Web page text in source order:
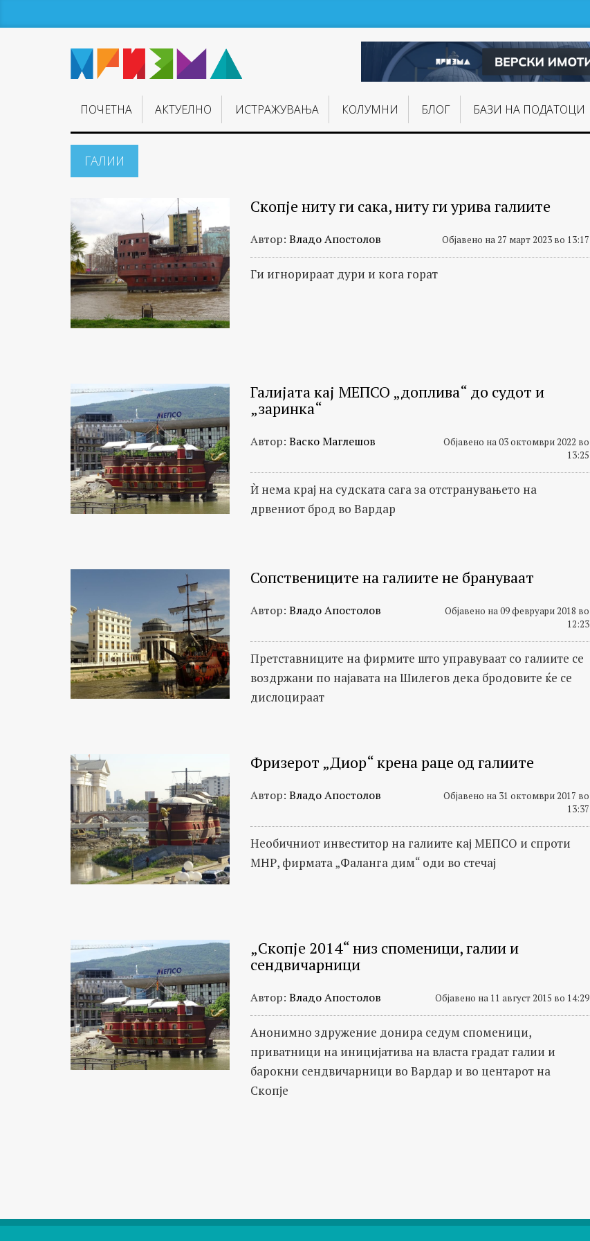
ПОЧЕТНА АКТУЕЛНО ИСТРАЖУВАЊA КОЛУМНИ БЛОГ БАЗИ НА ПОДАТОЦИ
ГАЛИИ
Скопје ниту ги сака, ниту ги урива галиите
Автор: Владо Апостолов Објавено на 27 март 2023 во 13:17
Ги игнорираат дури и кога горат
Галијата кај МЕПСО „доплива“ до судот и
„заринка“
Автор: Васко Маглешов
Објавено на 03 октомври 2022 во
13:25
Ѝ нема крај на судската сага за отстранувањето на
дрвениот брод во Вардар
Сопствениците на галиите не брануваат
Автор: Владо Апостолов
Објавено на 09 февруари 2018 во
12:23
Претставниците на фирмите што управуваат со галиите се
воздржани по најавата на Шилегов дека бродовите ќе се
дислоцираат
Фризерот „Диор“ крена раце од галиите
Автор: Владо Апостолов
Објавено на 31 октомври 2017 во
13:37
Необичниот инвеститор на галиите кај МЕПСО и спроти
МНР, фирмата „Фаланга дим“ оди во стечај
„Скопје 2014“ низ споменици, галии и
сендвичарници
Автор: Владо Апостолов Објавено на 11 август 2015 во 14:29
Анонимно здружение донира седум споменици,
приватници на иницијатива на власта градат галии и
барокни сендвичарници во Вардар и во центарот на
Скопје